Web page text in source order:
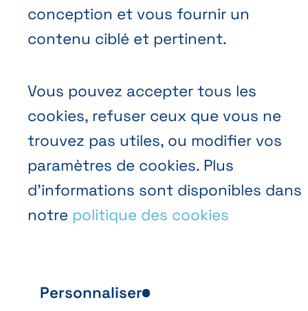
conception et vous fournir un
contenu ciblé et pertinent.
Vous pouvez accepter tous les
cookies, refuser ceux que vous ne
trouvez pas utiles, ou modifier vos
paramètres de cookies. Plus
d’informations sont disponibles dans
notre politique des cookies
Personnaliser